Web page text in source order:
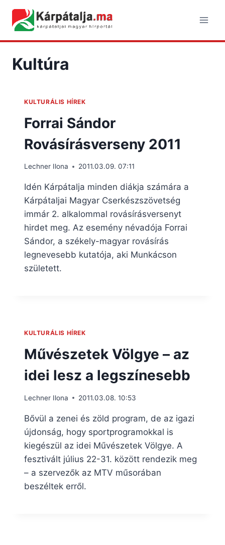
content
Kultúra
KULTURÁLIS HÍREK
Forrai Sándor
Rovásírásverseny 2011
Lechner Ilona 2011.03.09. 07:11
Idén Kárpátalja minden diákja számára a
Kárpátaljai Magyar Cserkészszövetség
immár 2. alkalommal rovásírásversenyt
hirdet meg. Az esemény névadója Forrai
Sándor, a székely-magyar rovásírás
legnevesebb kutatója, aki Munkácson
született.
KULTURÁLIS HÍREK
Művészetek Völgye – az
idei lesz a legszínesebb
Lechner Ilona 2011.03.08. 10:53
Bővül a zenei és zöld program, de az igazi
újdonság, hogy sportprogramokkal is
kiegészül az idei Művészetek Völgye. A
fesztivált július 22-31. között rendezik meg
– a szervezők az MTV műsorában
beszéltek erről.